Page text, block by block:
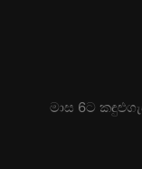
මාස 6ට